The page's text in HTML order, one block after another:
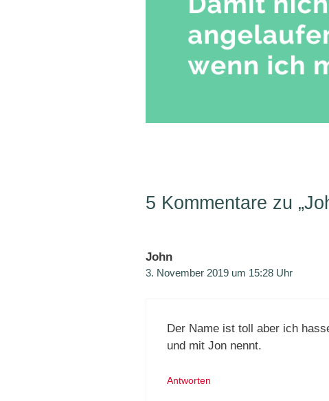
5 Kommentare zu
John
3. November 2019 um 15:28 Uhr
Der Name ist toll aber ich
und mit Jon nennt.
Antworten